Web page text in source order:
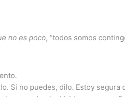
no es poco, “todos somos
Si no puedes, dilo. Estoy